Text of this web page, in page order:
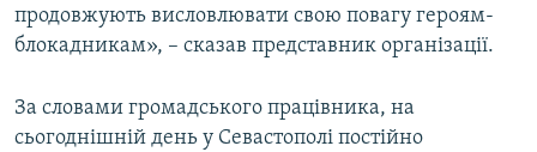
продовжують висловлювати свою повагу героям-
блокадникам», – сказав представник організації.
За словами громадського працівника, на
сьогоднішній день у Севастополі постійно